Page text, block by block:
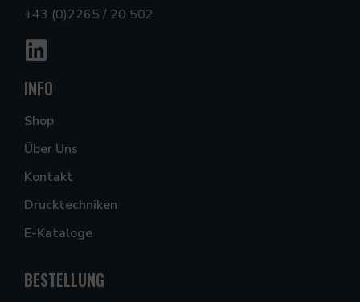
+43 (0)2265 / 20 502
INFO
Shop
Über Uns
Kontakt
Drucktechniken
E-Kataloge
BESTELLUNG